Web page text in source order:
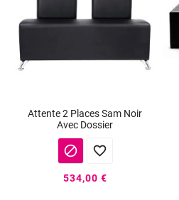
Attente 2 Places Sam Noir
Avec Dossier
 
534,00 €